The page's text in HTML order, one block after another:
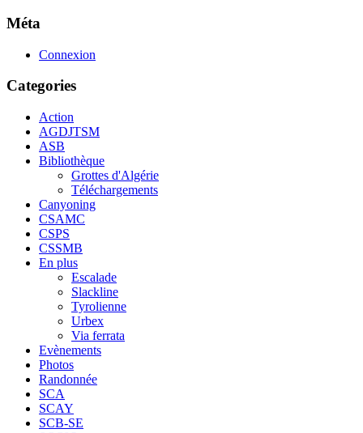
Méta
Connexion
Categories
Action
AGDJTSM
ASB
Bibliothèque
Grottes d'Algérie
Téléchargements
Canyoning
CSAMC
CSPS
CSSMB
En plus
Escalade
Slackline
Tyrolienne
Urbex
Via ferrata
Evènements
Photos
Randonnée
SCA
SCAY
SCB-SE